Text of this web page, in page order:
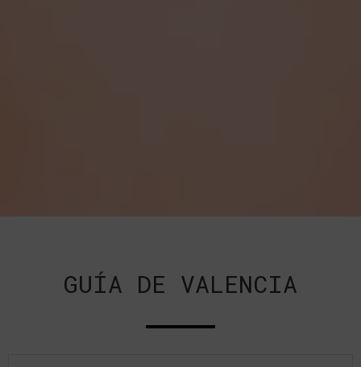
GUÍA DE VALENCIA